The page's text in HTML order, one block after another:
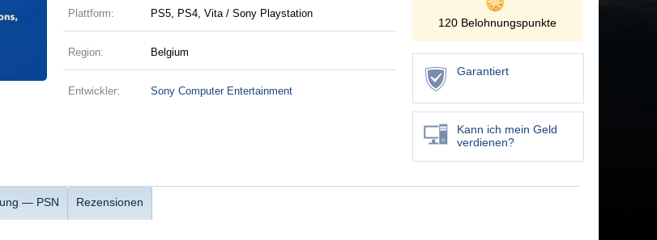
Plattform: PS5, PS4, Vita / Sony Playstation
Region: Belgium
Entwickler: Sony Computer Entertainment
120 Belohnungspunkte
Garantiert
Kann ich mein Geld
verdienen?
— PSN Rezensionen